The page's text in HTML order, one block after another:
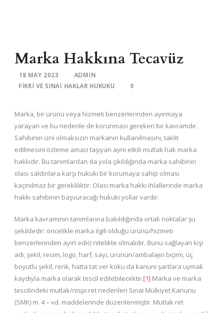
Marka Hakkına Tecavüz
18 MAY 2023
ADMIN
FIKRI VE SINAI HAKLAR HUKUKU
0
Marka, bir ürünü veya hizmeti benzerlerinden ayırmaya
yarayan ve bu nedenle de korunması gereken bir kavramdır.
Sahibinin izni olmaksızın markanın kullanılmasını, taklit
edilmesini özleme amacı taşıyan ayni etkili mutlak hak marka
hakkıdır. Bu tanımlardan da yola çıkıldığında marka sahibinin
olası saldırılara karşı hukuki bir korumaya sahip olması
kaçınılmaz bir gerekliliktir. Olası marka hakkı ihlallerinde marka
hakkı sahibinin başvuracağı hukuki yollar vardır.
Marka kavramının tanımlarına bakıldığında ortak noktalar şu
şekildedir: öncelikle marka ilgili olduğu ürünü/hizmeti
benzerlerinden ayırt edici nitelikte olmalıdır. Bunu sağlayan kişi
adı, şekil, resim, logo, harf, sayı, ürünün/ambalajın biçimi, üç
boyutlu şekil, renk, hatta tat ver koku da kanuni şartlara uymak
kaydıyla marka olarak tescil edilebilecektir.[1] Marka ve marka
tescilindeki mutlak/nispi ret nedenleri Sınai Mülkiyet Kanunu
(SMK) m. 4 – vd. maddelerinde düzenlenmiştir. Mutlak ret